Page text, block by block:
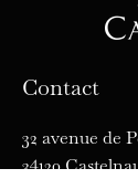
Contact
32 avenue de
34120